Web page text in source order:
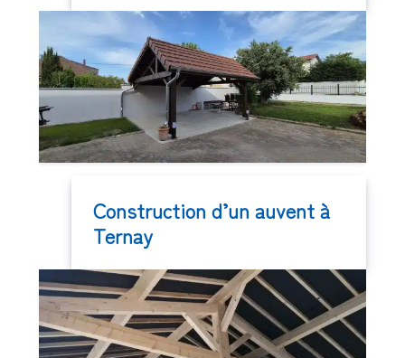
Construction d’un auvent à
Ternay